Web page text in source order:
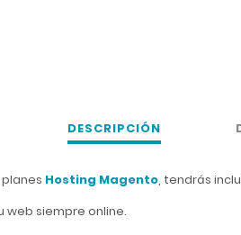
DESCRIPCIÓN
Hosting Magento, tendrás
web siempre online.